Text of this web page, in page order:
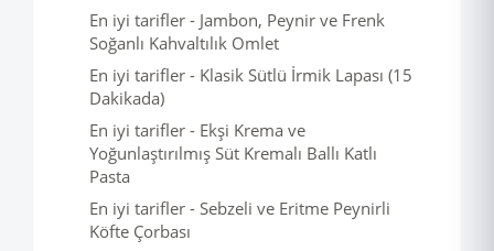
En iyi tarifler - Jambon, Peynir ve Frenk
Soğanlı Kahvaltılık Omlet
En iyi tarifler - Klasik Sütlü İrmik Lapası (15
Dakikada)
En iyi tarifler - Ekşi Krema ve
Yoğunlaştırılmış Süt Kremalı Ballı Katlı
Pasta
En iyi tarifler - Sebzeli ve Eritme Peynirli
Köfte Çorbası